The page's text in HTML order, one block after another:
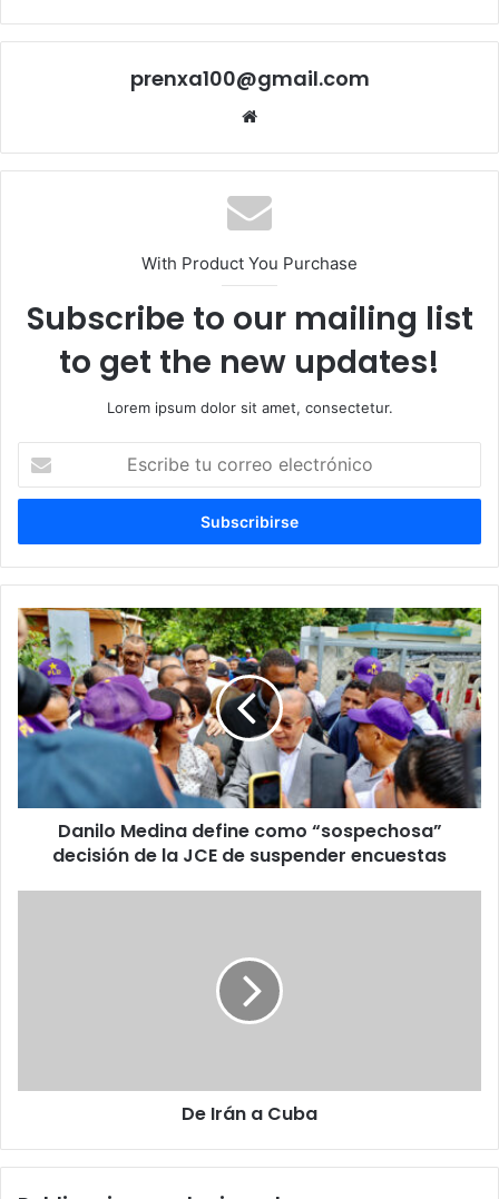
prenxa100@gmail.com
With Product You Purchase
Subscribe to our mailing list
to get the new updates!
Lorem ipsum dolor sit amet, consectetur.
correo
Danilo
Medina
define
como
“sospechosa”
decisión
JCE
suspender
Danilo Medina define como “sospechosa”
decisión de la JCE de suspender encuestas
De Irán a Cuba